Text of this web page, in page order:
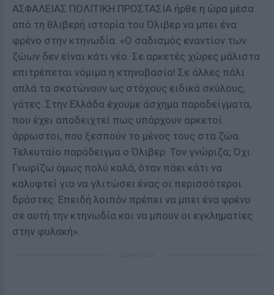
ΑΣΦΑΛΕΙΑΣ ΠΟΛΙΤΙΚΗ ΠΡΟΣΤΑΣΙΑ ήρθε η ώρα μέσα
από τη θλιβερή ιστορία του Όλιβερ να μπει ένα
φρένο στην κτηνωδία: «Ο σαδισμός εναντίον των
ζώων δεν είναι κάτι νέο. Σε αρκετές χώρες μάλιστα
επιτρέπεται νόμιμα η κτηνοβασία! Σε άλλες πάλι
απλά τα σκοτώνουν ως στόχους ειδικά σκύλους,
γάτες. Στην Ελλάδα έχουμε άσχημα παραδείγματα,
που έχει αποδειχτεί πως υπάρχουν αρκετοί
άρρωστοι, που ξεσπούν το μένος τους στα ζώα.
Τελευταίο παράδειγμα ο Όλιβερ. Τον γνώριζα; Όχι.
Γνωρίζω όμως πολύ καλά, όταν πάει κάτι να
καλυφτεί για να γλιτώσει ένας οι περισσότεροι
δράστες. Επειδή λοιπόν πρέπει να μπει ένα φρένο
σε αυτή την κτηνωδία και να μπουν οι εγκληματίες
στην φυλακή».